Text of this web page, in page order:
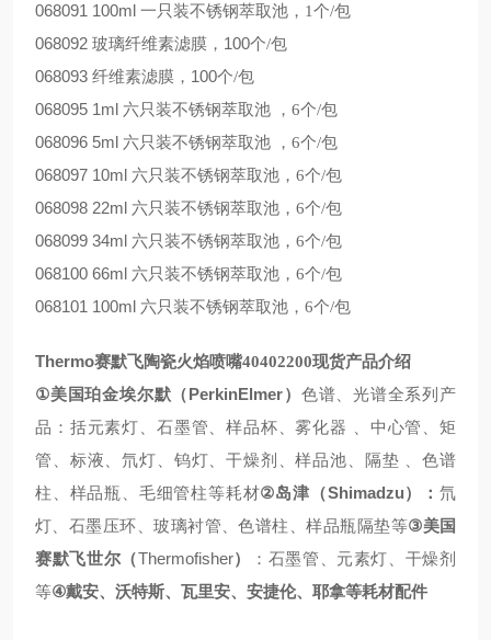
068091 100ml 一只装不锈钢萃取池， 1个/包
068092 玻璃纤维素滤膜， 100个/包
068093 纤维素滤膜， 100个/包
068095 1ml 六只装不锈钢萃取池 ， 6个/包
068096 5ml 六只装不锈钢萃取池 ， 6个/包
068097 10ml 六只装不锈钢萃取池， 6个/包
068098 22ml 六只装不锈钢萃取池， 6个/包
068099 34ml 六只装不锈钢萃取池， 6个/包
068100 66ml 六只装不锈钢萃取池， 6个/包
068101 100ml 六只装不锈钢萃取池， 6个/包
Thermo赛默飞陶瓷火焰喷嘴40402200现货产品介绍
①美国珀金埃尔默（ PerkinElmer） 色谱、光谱全系列产
品：括元素灯、石墨管、样品杯、雾化器 、中心管、矩
管、标液、氘灯、钨灯、干燥剂、样品池、隔垫 、色谱
柱、样品瓶、毛细管柱等耗材②岛津（Shimadzu）：氘
灯、石墨压环、玻璃衬管、色谱柱、样品瓶隔垫等③美国
赛默飞世尔（Thermofisher）
：石墨管、元素灯、干燥剂
等④戴安、沃特斯、瓦里安、安捷伦、耶拿等耗材配件